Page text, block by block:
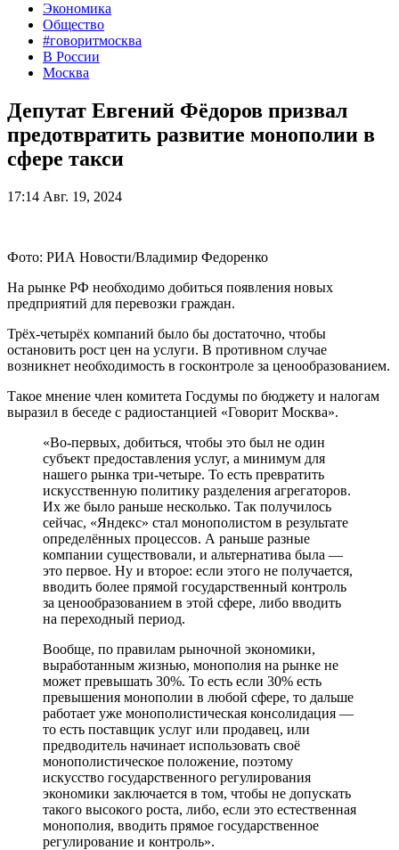
Экономика
Общество
#говоритмосква
В России
Москва
Депутат Евгений Фёдоров призвал
предотвратить развитие монополии в
сфере такси
17:14 Авг. 19, 2024
Фото: РИА Новости/Владимир Федоренко
На рынке РФ необходимо добиться появления новых
предприятий для перевозки граждан.
Трёх-четырёх компаний было бы достаточно, чтобы
остановить рост цен на услуги. В противном случае
возникнет необходимость в госконтроле за ценообразованием.
Такое мнение член комитета Госдумы по бюджету и налогам
выразил в беседе с радиостанцией «Говорит Москва».
«Во-первых, добиться, чтобы это был не один
субъект предоставления услуг, а минимум для
нашего рынка три-четыре. То есть превратить
искусственную политику разделения агрегаторов.
Их же было раньше несколько. Так получилось
сейчас, «Яндекс» стал монополистом в результате
определённых процессов. А раньше разные
компании существовали, и альтернатива была —
это первое. Ну и второе: если этого не получается,
вводить более прямой государственный контроль
за ценообразованием в этой сфере, либо вводить
на переходный период.
Вообще, по правилам рыночной экономики,
выработанным жизнью, монополия на рынке не
может превышать 30%. То есть если 30% есть
превышения монополии в любой сфере, то дальше
работает уже монополистическая консолидация —
то есть поставщик услуг или продавец, или
предводитель начинает использовать своё
монополистическое положение, поэтому
искусство государственного регулирования
экономики заключается в том, чтобы не допускать
такого высокого роста, либо, если это естественная
монополия, вводить прямое государственное
регулирование и контроль».